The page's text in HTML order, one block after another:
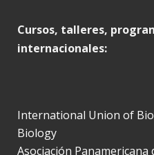
Cursos, talleres,
internacionales:
International Union of
Biology
Asociación